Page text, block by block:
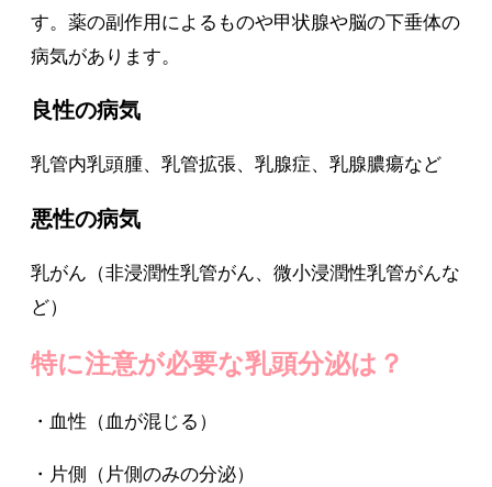
す。薬の副作用によるものや甲状腺や脳の下垂体の
病気があります。
良性の病気
乳管内乳頭腫、乳管拡張、乳腺症、乳腺膿瘍など
悪性の病気
乳がん（非浸潤性乳管がん、微小浸潤性乳管がんな
ど）
特に注意が必要な乳頭分泌は？
・血性（血が混じる）
・片側（片側のみの分泌）